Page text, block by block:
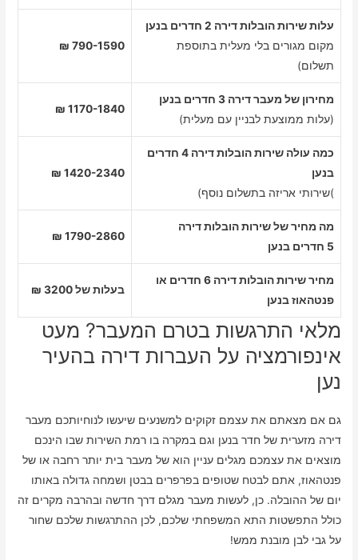
עלות שירות הובלות דירה 2 חדרים בנען
מקום מגורים בלי מעלית בתוספת
תשלום)
790-1590 ₪
מחירון של מעבר דירה 3 חדרים בנען
(עלות ממוצעת לבניין עם מעלית)
1170-1840 ₪
כמה עולה שירות הובלות דירה 4 חדרים
בנען
)שירותי אריזה בתשלום נוסף)
1420-2340 ₪
מה מחיר של שירות הובלות דירה
5 חדרים בנען
1790-2860 ₪
מחיר שירות הובלות דירה 6 חדרים או
פנטהאוז בנען
בעלות של 3200 ₪
מלאי התרגשות בטרם המעבר? מעט
אינפורמציה על העברות דירה בהעיר
נען
גם אם מצאתם את עצמם זקוקים למשנעים שיעשו לנוחיותכם מעבר
דירה מזערית של חדר בנען וגם במקרה בו רמת השירות שבו הינכם
מוצאים את עצמכם מגלים עניין הוא של מעבר בית יותר רחבה או של
פנטהאוז, אתם לבטח שטופים בפרפרים בבטן ושמחה גדולה באותו
יום של ההובלה. כן, לעשות מעבר מגלם דרך חדשה ובהרבה מקרים זה
כולל התפשטות התא המשפחתי שלכם, לכן ההתרגשות שלכם שחור
על גבי לבן מובנת ממש!